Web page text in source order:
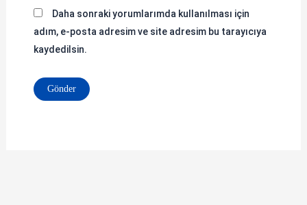
Daha sonraki yorumlarımda kullanılması için
adım, e-posta adresim ve site adresim bu tarayıcıya
kaydedilsin.